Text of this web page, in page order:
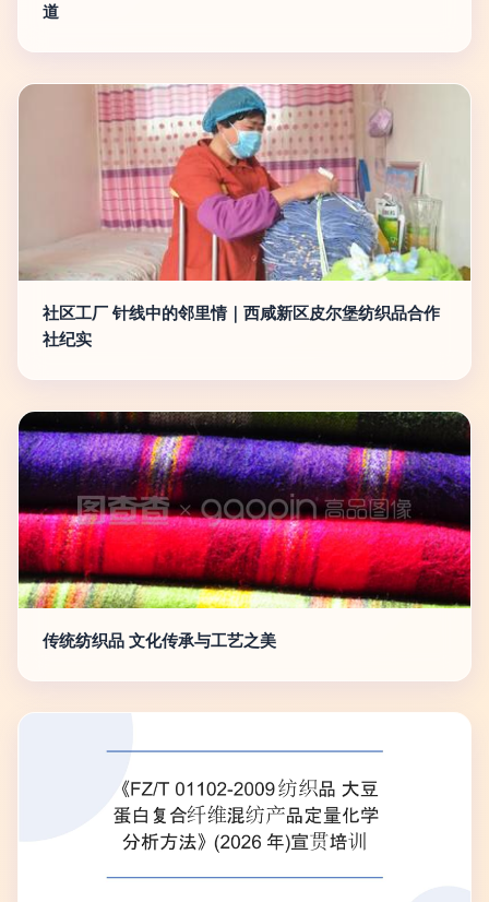
道
社区工厂 针线中的邻里情｜西咸新区皮尔堡纺织品合作
社纪实
传统纺织品 文化传承与工艺之美